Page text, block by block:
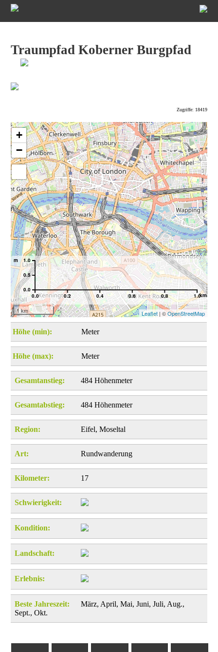
Traumpfad Koberner Burgpfad
Zugriffe: 18419
+
−
0.0 0.2 0.4 0.6 0.8 1.0km
0.0
0.5
1.0
m
1 km Leaflet| ©OpenStreetMap
Höhe (min): Meter
Höhe (max): Meter
Gesamtanstieg: 484 Höhenmeter
Gesamtabstieg: 484 Höhenmeter
Region: Eifel, Moseltal
Art: Rundwanderung
Kilometer: 17
Schwierigkeit:
Kondition:
Landschaft:
Erlebnis:
Beste Jahreszeit:
März, April, Mai, Juni, Juli, Aug.,
Sept., Okt.